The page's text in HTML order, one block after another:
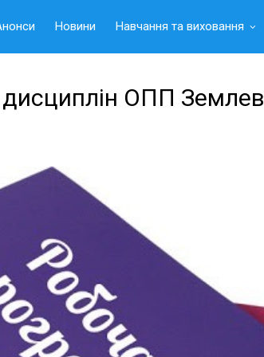
Новини Навчання та виховання
дисциплін ОПП